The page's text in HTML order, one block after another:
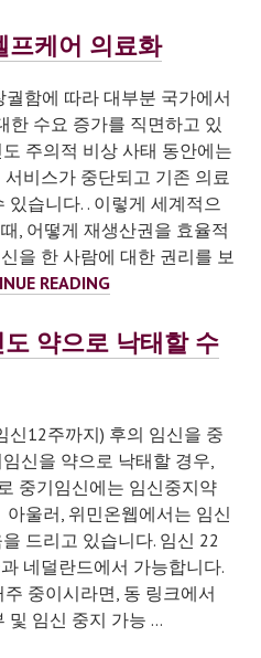
프케어 의료화
궐함에 따라 대부분 국가에서
한 수요 증가를 직면하고 있
주의적 비상 사태 동안에는
비스가 중단되고 기존 의료
습니다. . 이렇게 세계적으
, 어떻게 재생산권을 효율적
을 한 사람에 대한 권리를 보
READING임
중
단
의
셀
프
케
어
의
료
화
약으로 낙태할 수
신12주까지) 후의 임신을 중
신을 약으로 낙태할 경우,
중기임신에는 임신중지약
울러, 위민온웹에서는 임신
드리고 있습니다. 임신 22
네덜란드에서 가능합니다.
중이시라면, 동 링크에서
및 임신 중지 가능 …